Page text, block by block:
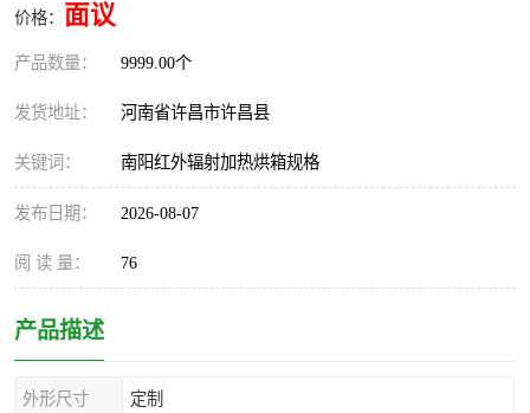
价格： 面议
产品数量： 9999.00个
发货地址： 河南省许昌市许昌县
关键词： 南阳红外辐射加热烘箱规格
发布日期： 2026-08-07
阅 读 量： 76
产品描述
外形尺寸 定制